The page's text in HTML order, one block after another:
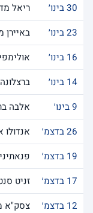
30 בינו׳
ריאל
23 בינו׳
באיירן
16 בינו׳
14 בינו׳
ברצלונה
9 בינו׳
אלבה
26 בדצמ׳
19 בדצמ׳
17 בדצמ׳
זניט
12 בדצמ׳
צסק"א